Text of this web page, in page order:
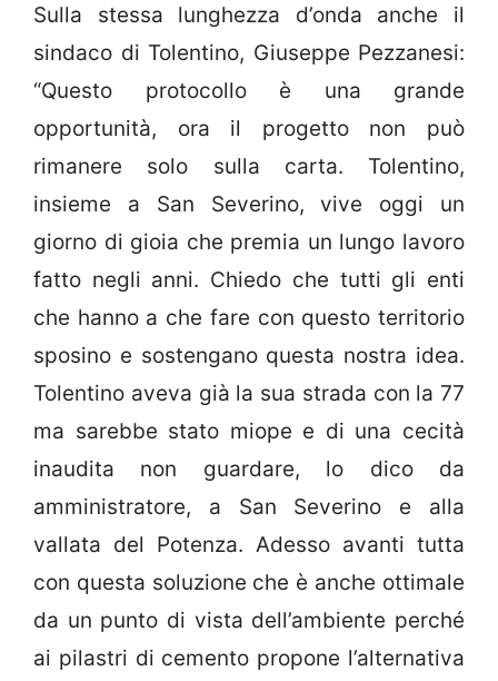
Sulla stessa lunghezza d’onda anche il
sindaco di Tolentino, Giuseppe Pezzanesi:
“Questo protocollo è una grande
opportunità, ora il progetto non può
rimanere solo sulla carta. Tolentino,
insieme a San Severino, vive oggi un
giorno di gioia che premia un lungo lavoro
fatto negli anni. Chiedo che tutti gli enti
che hanno a che fare con questo territorio
sposino e sostengano questa nostra idea.
Tolentino aveva già la sua strada con la 77
ma sarebbe stato miope e di una cecità
inaudita non guardare, lo dico da
amministratore, a San Severino e alla
vallata del Potenza. Adesso avanti tutta
con questa soluzione che è anche ottimale
da un punto di vista dell’ambiente perché
ai pilastri di cemento propone l’alternativa